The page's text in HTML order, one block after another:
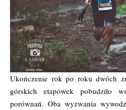
Ukończenie rok po roku dwóch
górskich etapówek pobudziło
porównań. Oba wyzwania